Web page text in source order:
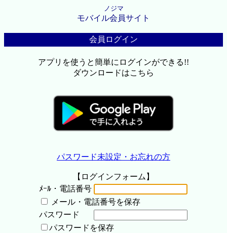
ノジマ
モバイル会員サイト
会員ログイン
アプリを使うと簡単にログインができる!!
ダウンロードはこちら
パスワード未設定・お忘れの方
【ログインフォーム】
ﾒｰﾙ・電話番号
メール・電話番号を保存
パスワード
パスワードを保存